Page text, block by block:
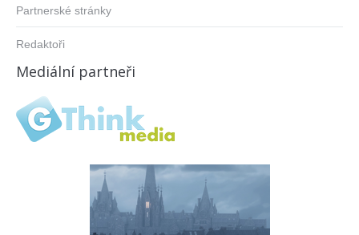
Partnerské stránky
Redaktoři
Mediální partneři